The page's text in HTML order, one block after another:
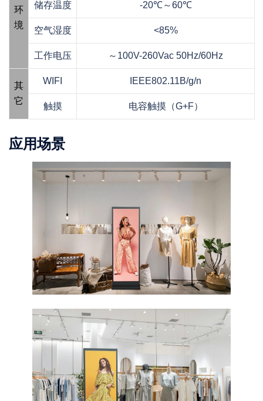
环
境
储存温度 -20℃～60℃
空气湿度 <85%
工作电压 ～100V-260Vac 50Hz/60Hz
其
它
WIFI IEEE802.11B/g/n
触摸 电容触摸（G+F）
应用场景